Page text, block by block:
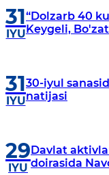
31
IYU
“Dolzarb 40
Keygeli,
31
IYU
30-iyul
natijasi
29
IYU
Davlat
doirasida